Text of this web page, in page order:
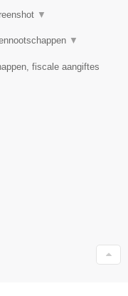
▼
▼
fiscale aangiftes